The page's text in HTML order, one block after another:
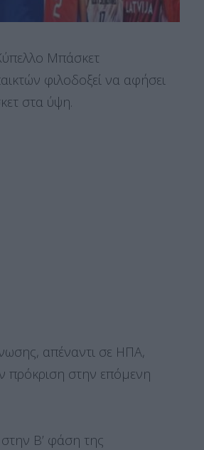
Μπάσκετ
φιλοδοξεί να αφήσει
στα ύψη.
απέναντι σε ΗΠΑ,
πρόκριση στην επόμενη
Β’ φάση της